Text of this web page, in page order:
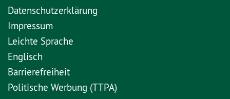
Datenschutzerklärung
Impressum
Leichte Sprache
Englisch
Barrierefreiheit
Politische Werbung (TTPA)